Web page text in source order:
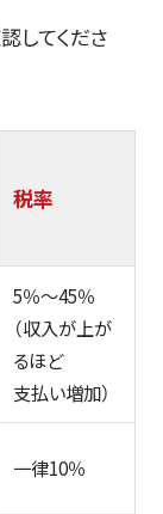
してくださ
税率
5％〜45％
（収入が上が
るほど
支払い増加）
一律10％